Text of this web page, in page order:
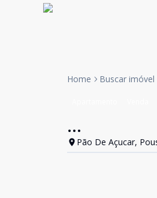
Home Buscar imóvel
...
Pão De Açucar,